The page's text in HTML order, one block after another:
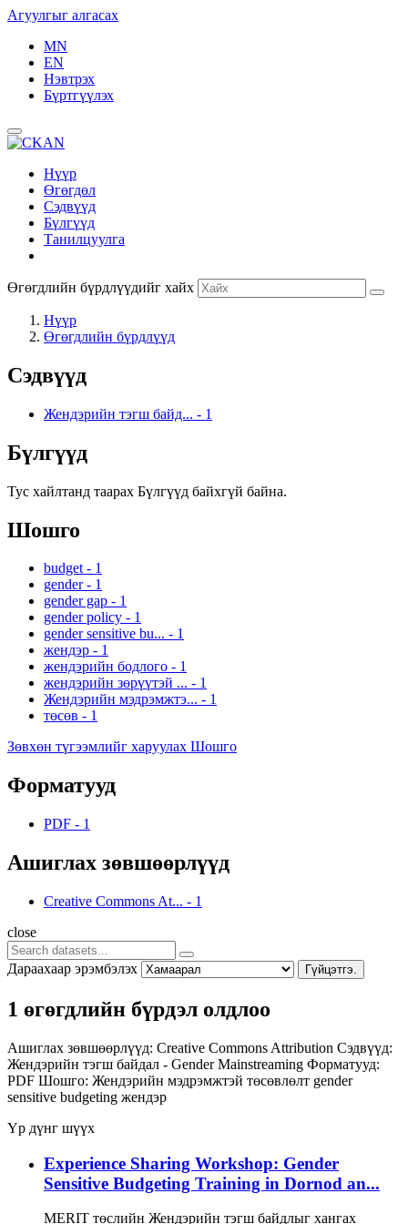
Агуулгыг алгасах
MN
EN
Нэвтрэх
Бүртгүүлэх
Нүүр
Өгөгдөл
Сэдвүүд
Бүлгүүд
Танилцуулга
Өгөгдлийн бүрдлүүдийг хайх
Нүүр
Өгөгдлийн бүрдлүүд
Сэдвүүд
Жендэрийн тэгш байд... - 1
Бүлгүүд
Тус хайлтанд таарах Бүлгүүд байхгүй байна.
Шошго
budget - 1
gender - 1
gender gap - 1
gender policy - 1
gender sensitive bu... - 1
жендэр - 1
жендэрийн бодлого - 1
жендэрийн зөрүүтэй ... - 1
Жендэрийн мэдрэмжтэ... - 1
төсөв - 1
Зөвхөн түгээмлийг харуулах Шошго
Форматууд
PDF - 1
Ашиглах зөвшөөрлүүд
Creative Commons At... - 1
close
Дараахаар эрэмбэлэх Гүйцэтгэ.
1 өгөгдлийн бүрдэл олдлоо
Ашиглах зөвшөөрлүүд: Creative Commons Attribution Сэдвүүд:
Жендэрийн тэгш байдал - Gender Mainstreaming Форматууд:
PDF Шошго: Жендэрийн мэдрэмжтэй төсөвлөлт gender
sensitive budgeting жендэр
Үр дүнг шүүх
Experience Sharing Workshop: Gender
Sensitive Budgeting Training in Dornod an...
MERIT төслийн Жендэрийн тэгш байдлыг хангах